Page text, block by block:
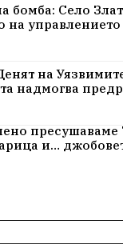
бомба: Село
на управлението
на
надмогва
пресушаваме
и…